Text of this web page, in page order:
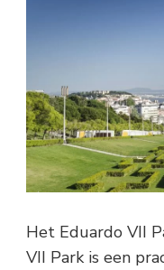
Het Eduardo VII
VII Park is een